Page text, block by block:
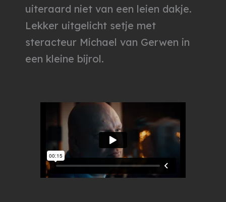
uiteraard niet van een leien dakje.
Lekker uitgelicht setje met
steracteur Michael van Gerwen in
een kleine bijrol.